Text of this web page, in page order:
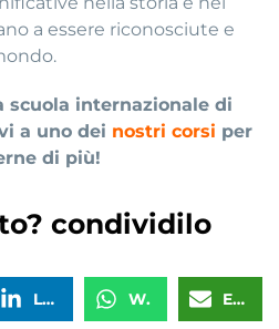
a essere riconosciute e
scuola internazionale di
a uno dei nostri corsi per
di più!
condividilo
LinkedIn WhatsApp Email